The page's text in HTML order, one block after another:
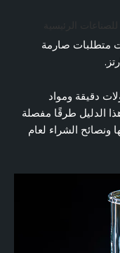
وإصلاحها
لمستلزمات
بعد التنظيف
متطلبات صارمة
99% بروتوكولات دقيقة ومواد
الدليل طرقًا مفصلة
الشراء لعام